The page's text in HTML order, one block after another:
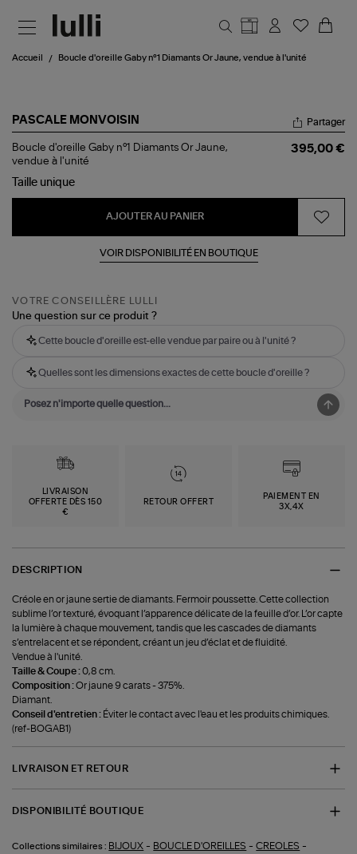
Accueil Boucle d'oreille Gaby n°1 Diamants Or Jaune, vendue à l'unité
PASCALE MONVOISIN
Boucle
d'oreille
n°1
Diamants
vendue
Partager
Boucle d'oreille Gaby n°1 Diamants Or Jaune,
vendue à l'unité
395,00 €
Taille unique
AJOUTER AU PANIER
VOIR DISPONIBILITÉ EN BOUTIQUE
VOTRE CONSEILLÈRE LULLI
Une question sur ce produit ?
Cette boucle d'oreille est-elle vendue par paire ou à l'unité ?
Quelles sont les dimensions exactes de cette boucle d'oreille ?
LIVRAISON
OFFERTE DÈS 150
€
RETOUR OFFERT
PAIEMENT EN
3X,4X
DESCRIPTION
Créole en or jaune sertie de diamants. Fermoir poussette. Cette collection
sublime l’or texturé, évoquant l’apparence délicate de la feuille d’or. L’or capte
la lumière à chaque mouvement, tandis que les cascades de diamants
s’entrelacent et se répondent, créant un jeu d’éclat et de fluidité.
Vendue à l'unité.
Taille & Coupe :0,8 cm.
Composition :Or jaune 9 carats - 375%.
Diamant.
Conseil d'entretien : Éviter le contact avec l'eau et les produits chimiques.
(ref-BOGAB1)
LIVRAISON ET RETOUR
DISPONIBILITÉ BOUTIQUE
Collections similaires : BIJOUX - BOUCLE D'OREILLES -CREOLES -